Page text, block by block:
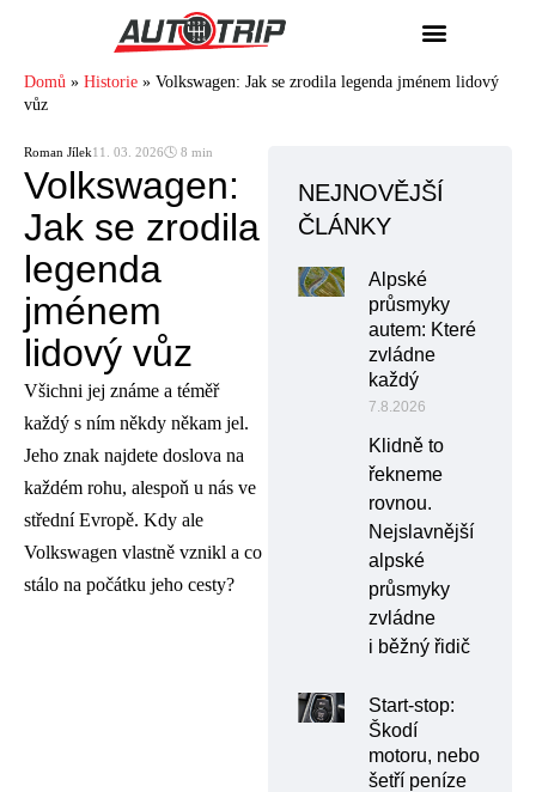
Domů » Historie » Volkswagen: Jak se zrodila legenda jménem lidový
vůz
Roman Jílek11. 03. 2026🕓 8 min
Volkswagen:
Jak se zrodila
legenda
jménem
lidový vůz
Všichni jej známe a téměř
každý s ním někdy někam jel.
Jeho znak najdete doslova na
každém rohu, alespoň u nás ve
střední Evropě. Kdy ale
Volkswagen vlastně vznikl a co
stálo na počátku jeho cesty?
NEJNOVĚJŠÍ
ČLÁNKY
Alpské
průsmyky
autem: Které
zvládne
každý
7.8.2026
Klidně to
řekneme
rovnou.
Nejslavnější
alpské
průsmyky
zvládne
i běžný řidič
Start-stop:
Škodí
motoru, nebo
šetří peníze